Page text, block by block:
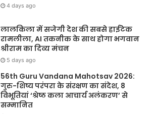
4 days ago
लालकिला में सजेगी देश की सबसे हाईटेक
रामलीला, AI तकनीक के साथ होगा भगवान
श्रीराम का दिव्य मंचन
5 days ago
56th Guru Vandana Mahotsav 2026:
गुरु-शिष्य परंपरा के संरक्षण का संदेश, 8
विभूतियां ‘श्रेष्ठ कला आचार्य अलंकरण’ से
सम्मानित